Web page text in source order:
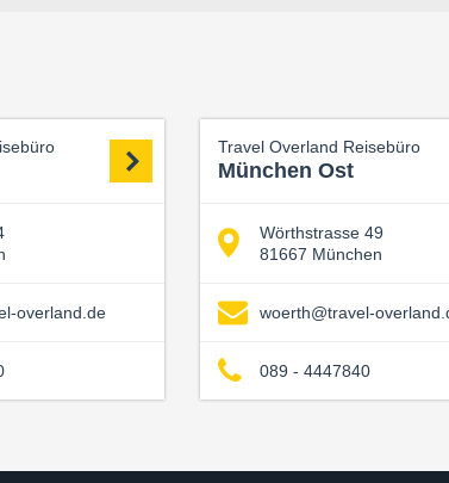
overland.de
Travel Overland Reisebüro
München Ost
Wörthstrasse 49
81667 München
woerth@travel-
089 - 4447840